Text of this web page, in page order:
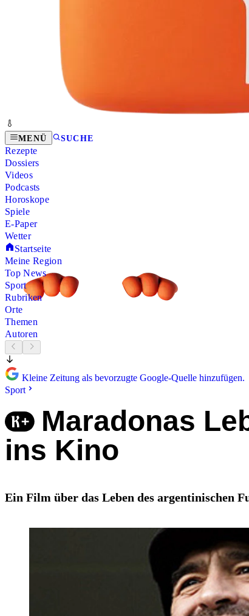
MENÜ SUCHE
Rezepte
Dossiers
Videos
Podcasts
Horoskope
Spiele
E-Paper
Wetter
Startseite
Meine Region
Top News
Sport
Rubriken
Orte
Themen
Autoren
Kleine Zeitung als bevorzugte Google-Quelle hinzufügen.
Sport
Maradonas
ins Kino
Ein Film über das Leben des argentinischen